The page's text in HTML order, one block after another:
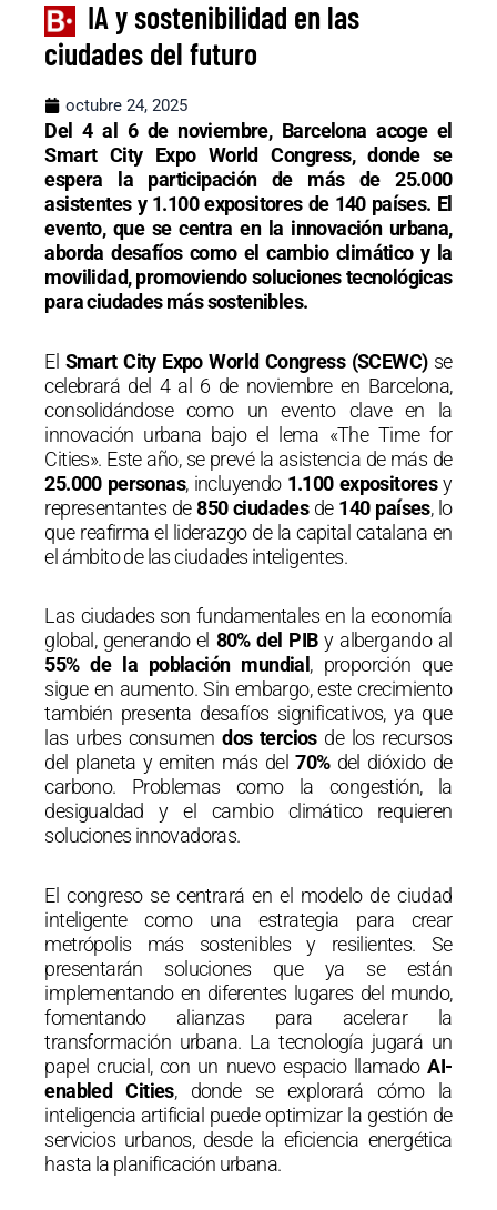
IA y sostenibilidad en las
ciudades del futuro
octubre 24, 2025
Del 4 al 6 de noviembre, Barcelona acoge el
Smart City Expo World Congress, donde se
espera la participación de más de 25.000
asistentes y 1.100 expositores de 140 países. El
evento, que se centra en la innovación urbana,
aborda desafíos como el cambio climático y la
movilidad, promoviendo soluciones tecnológicas
para ciudades más sostenibles.
El Smart City Expo World Congress (SCEWC)se
celebrará del 4 al 6 de noviembre en Barcelona,
consolidándose como un evento clave en la
innovación urbana bajo el lema «The Time for
Cities». Este año, se prevé la asistencia de más de
25.000 personas, incluyendo 1.100 expositoresy
representantes de850 ciudadesde 140 países, lo
que reafirma el liderazgo de la capital catalana en
el ámbito de las ciudades inteligentes.
Las ciudades son fundamentales en la economía
global, generando el 80% del PIBy albergando al
55% de la población mundial , proporción que
sigue en aumento. Sin embargo, este crecimiento
también presenta desafíos significativos, ya que
las urbes consumendos terciosde los recursos
del planeta y emiten más del70%del dióxido de
carbono. Problemas como la congestión, la
desigualdad y el cambio climático requieren
soluciones innovadoras.
El congreso se centrará en el modelo de ciudad
inteligente como una estrategia para crear
metrópolis más sostenibles y resilientes. Se
presentarán soluciones que ya se están
implementando en diferentes lugares del mundo,
fomentando alianzas para acelerar la
transformación urbana. La tecnología jugará un
papel crucial, con un nuevo espacio llamadoAI-
enabled Cities, donde se explorará cómo la
inteligencia artificial puede optimizar la gestión de
servicios urbanos, desde la eficiencia energética
hasta la planificación urbana.